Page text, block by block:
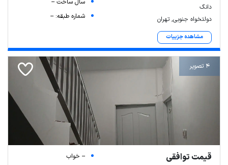
دانگ
دولتخواه جنوبی, تهران
مشاهده جزییات
سال ساخت --
شماره طبقه: --
4 تصویر
قیمت توافقی
-- خواب